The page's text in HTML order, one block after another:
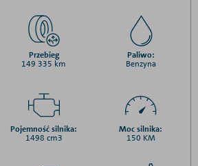
Przebieg
149 335 km
Paliwo:
Benzyna
Pojemność silnika:
1498 cm3
Moc silnika:
150 KM